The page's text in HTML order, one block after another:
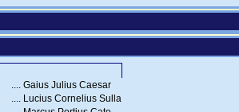
.... Gaius Julius Caesar
.... Lucius Cornelius Sulla